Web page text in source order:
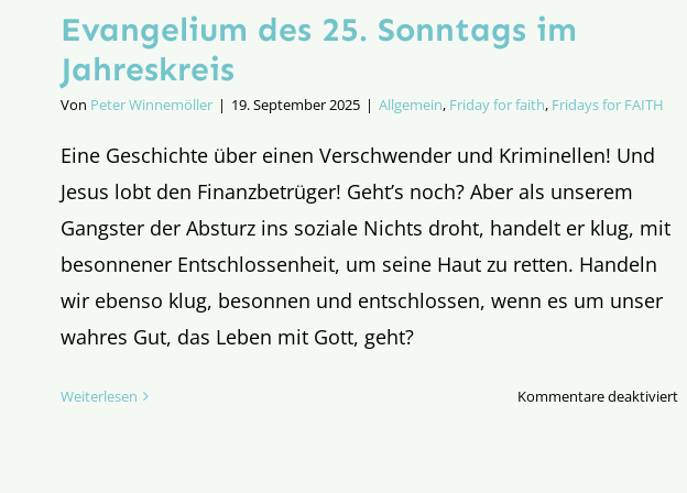
Evangelium des 25. Sonntags im
Jahreskreis
Von Peter Winnemöller | 19. September 2025 | Allgemein, Friday for faith, Fridays for FAITH
Eine Geschichte über einen Verschwender und Kriminellen! Und
Jesus lobt den Finanzbetrüger! Geht’s noch? Aber als unserem
Gangster der Absturz ins soziale Nichts droht, handelt er klug, mit
besonnener Entschlossenheit, um seine Haut zu retten. Handeln
wir ebenso klug, besonnen und entschlossen, wenn es um unser
wahres Gut, das Leben mit Gott, geht?
Weiterlesen Kommentare deaktiviertfür